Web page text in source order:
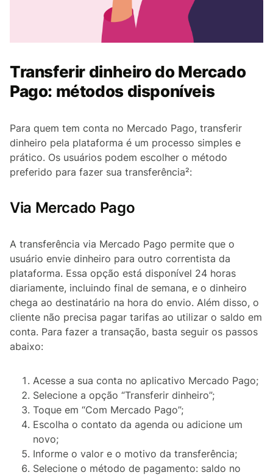
Transferir dinheiro do Mercado
Pago: métodos disponíveis
Para quem tem conta no Mercado Pago, transferir
dinheiro pela plataforma é um processo simples e
prático. Os usuários podem escolher o método
preferido para fazer sua transferência²:
Via Mercado Pago
A transferência via Mercado Pago permite que o
usuário envie dinheiro para outro correntista da
plataforma. Essa opção está disponível 24 horas
diariamente, incluindo final de semana, e o dinheiro
chega ao destinatário na hora do envio. Além disso, o
cliente não precisa pagar tarifas ao utilizar o saldo em
conta. Para fazer a transação, basta seguir os passos
abaixo:
Acesse a sua conta no aplicativo Mercado Pago;
Selecione a opção “Transferir dinheiro”;
Toque em “Com Mercado Pago”;
Escolha o contato da agenda ou adicione um
novo;
Informe o valor e o motivo da transferência;
Selecione o método de pagamento: saldo no